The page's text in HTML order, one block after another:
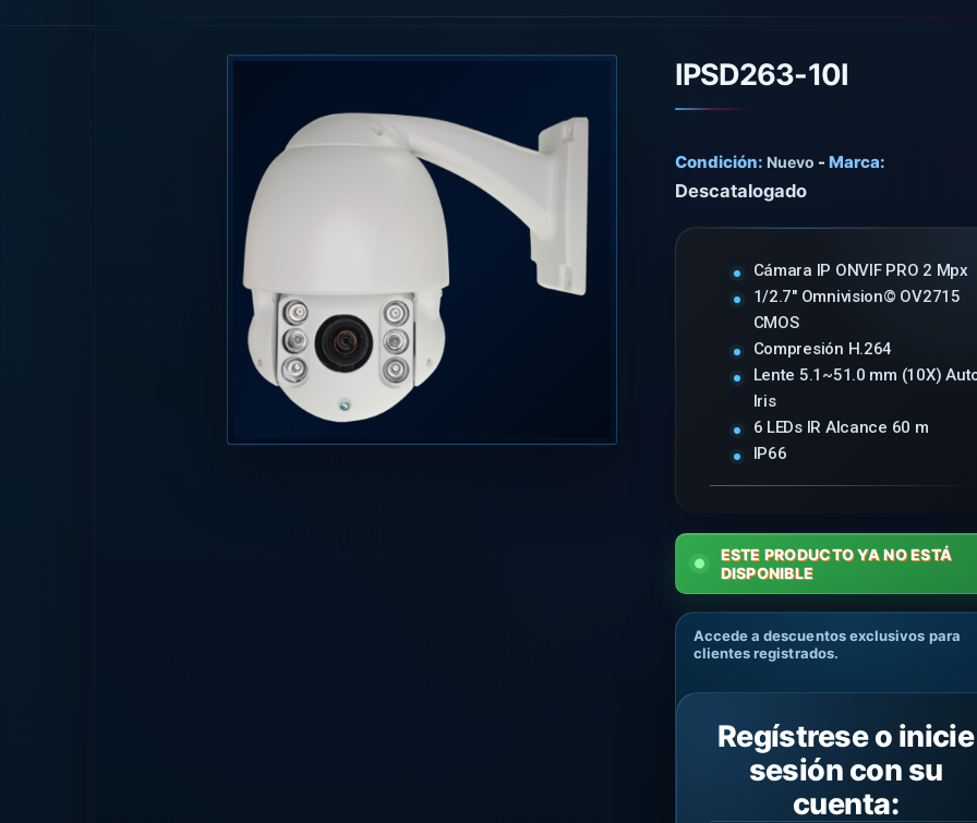
IPSD263-10I
Condición: Nuevo - Marca:
Descatalogado
Cámara IP ONVIF PRO 2 Mpx
1/2.7" Omnivision© OV2715
CMOS
Compresión H.264
Lente 5.1~51.0 mm (10X)
Iris
6 LEDs IR Alcance 60 m
IP66
ESTE PRODUCTO YA NO ESTÁ
DISPONIBLE
Accede a descuentos exclusivos para
clientes registrados.
Regístrese o inicie
sesión con su
cuenta: